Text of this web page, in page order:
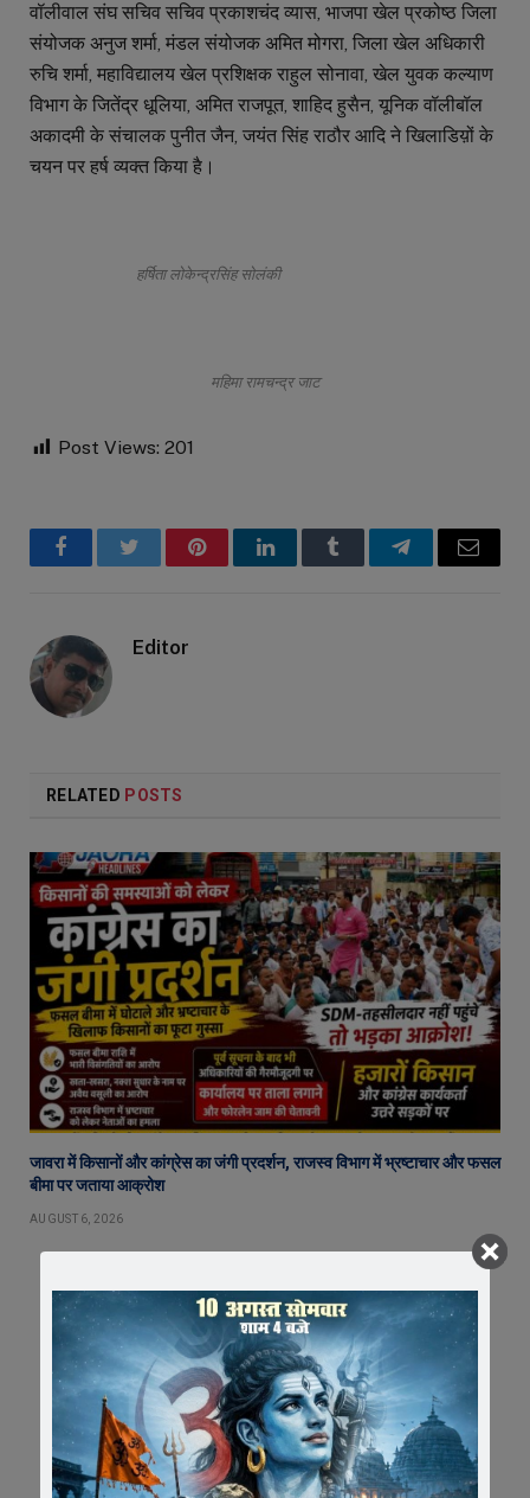
वॉलीवाल संघ सचिव सचिव प्रकाशचंद व्यास, भाजपा खेल प्रकोष्ठ जिला
संयोजक अनुज शर्मा, मंडल संयोजक अमित मोगरा, जिला खेल अधिकारी
रुचि शर्मा, महाविद्यालय खेल प्रशिक्षक राहुल सोनावा, खेल युवक कल्याण
विभाग के जितेंद्र धूलिया, अमित राजपूत, शाहिद हुसैन, यूनिक वॉलीबॉल
अकादमी के संचालक पुनीत जैन, जयंत सिंह राठौर आदि ने खिलाडिय़ों के
चयन पर हर्ष व्यक्त किया है।
हर्षिता लोकेन्द्रसिंह सोलंकी
महिमा रामचन्द्र जाट
Post Views: 201
FacebookTwitter PinterestLinkedInTumblr TelegramEmail
Editor
RELATED POSTS
जावरा में किसानों और कांग्रेस का जंगी प्रदर्शन, राजस्व विभाग में भ्रष्टाचार और फसल
बीमा पर जताया आक्रोश
AUGUST 6, 2026